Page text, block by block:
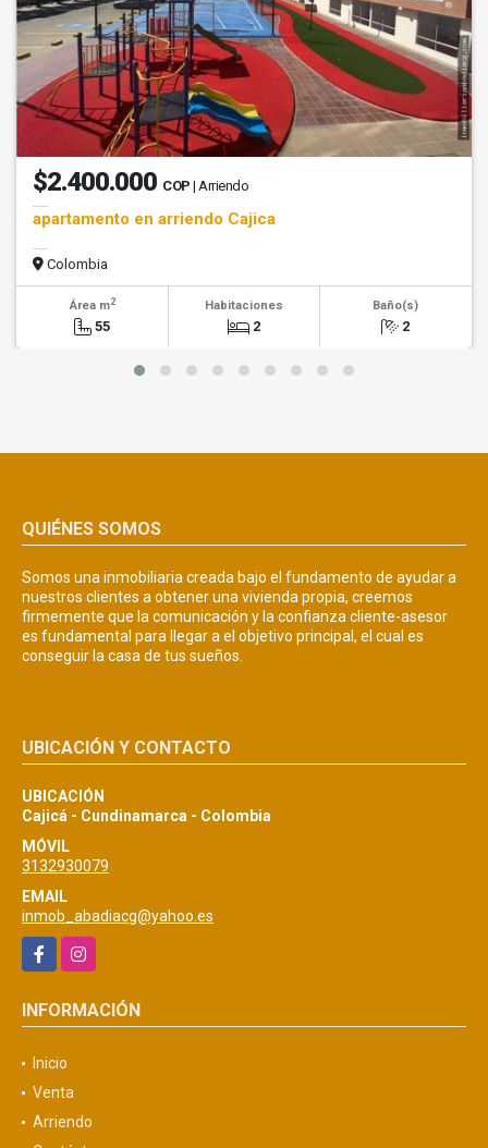
$2.400.000 COP | Arriendo
apartamento en arriendo Cajica
Colombia
Área m2
55
Habitaciones
2
Baño(s)
2
QUIÉNES SOMOS
Somos una inmobiliaria creada bajo el fundamento de ayudar a
nuestros clientes a obtener una vivienda propia, creemos
firmemente que la comunicación y la confianza cliente-asesor
es fundamental para llegar a el objetivo principal, el cual es
conseguir la casa de tus sueños.
UBICACIÓN Y CONTACTO
UBICACIÓN
Cajicá - Cundinamarca - Colombia
MÓVIL
3132930079
EMAIL
inmob_abadiacg@yahoo.es
FacebookInstagram
INFORMACIÓN
Inicio
Venta
Arriendo